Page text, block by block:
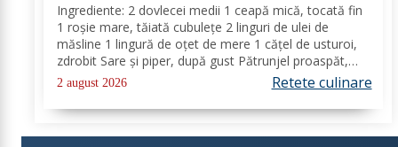
Ingrediente: 2 dovlecei medii 1 ceapă mică, tocată fin
1 roșie mare, tăiată cubulețe 2 linguri de ulei de
măsline 1 lingură de oțet de mere 1 cățel de usturoi,
zdrobit Sare și piper, după gust Pătrunjel proaspăt,
tocat pentru decor (opțional) Mod de preparare: Taie
dovleceii în rondele subțiri sau...
2 august 2026 Retete culinare